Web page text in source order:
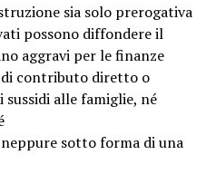
sia solo prerogativa
possono diffondere il
aggravi per le finanze
contributo diretto o
alle famiglie, né
neppure sotto forma di una